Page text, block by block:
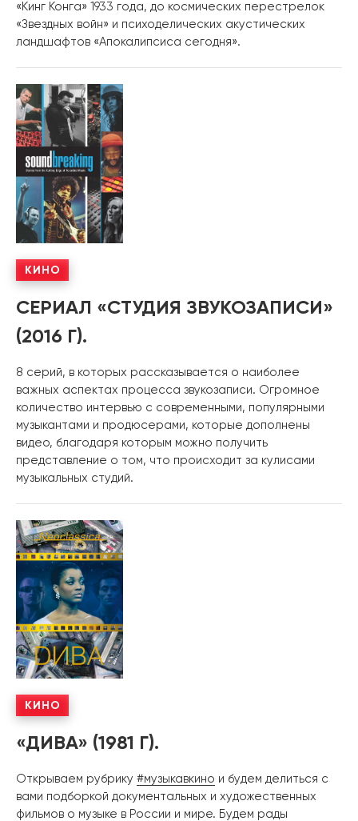
«Кинг Конга» 1933 года, до космических перестрелок
«Звездных войн» и психоделических акустических
ландшафтов «Апокалипсиса сегодня».
КИНО
СЕРИАЛ «СТУДИЯ ЗВУКОЗАПИСИ»
(2016 Г).
8 серий, в которых рассказывается о наиболее
важных аспектах процесса звукозаписи. Огромное
количество интервью с современными, популярными
музыкантами и продюсерами, которые дополнены
видео, благодаря которым можно получить
представление о том, что происходит за кулисами
музыкальных студий.
КИНО
«ДИВА» (1981 Г).
Открываем рубрику #музыкавкино и будем делиться с
вами подборкой документальных и художественных
фильмов о музыке в России и мире. Будем рады